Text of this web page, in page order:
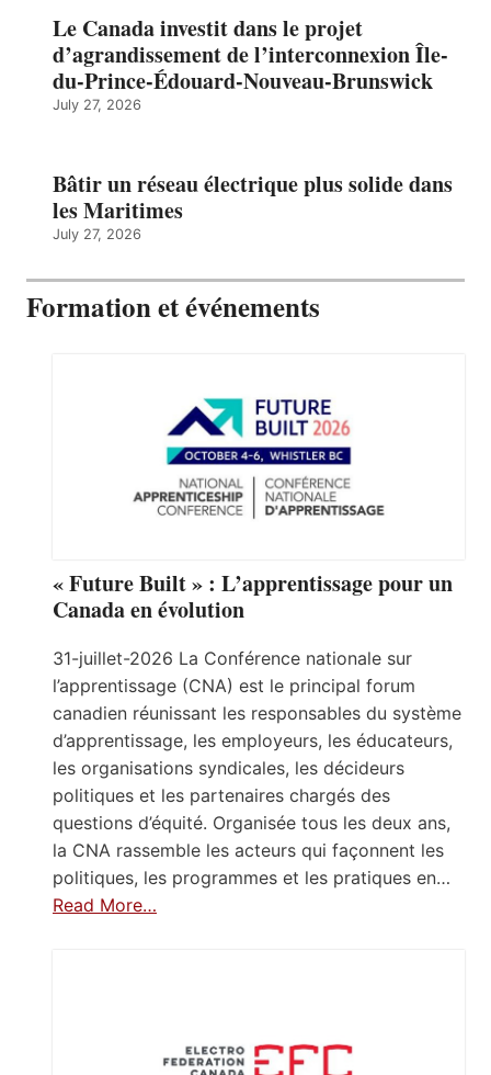
Le Canada investit dans le projet
d’agrandissement de l’interconnexion Île-
du-Prince-Édouard-Nouveau-Brunswick
July 27, 2026
Bâtir un réseau électrique plus solide dans
les Maritimes
July 27, 2026
Formation et événements
« Future Built » : L’apprentissage pour un
Canada en évolution
31-juillet-2026 La Conférence nationale sur
l’apprentissage (CNA) est le principal forum
canadien réunissant les responsables du système
d’apprentissage, les employeurs, les éducateurs,
les organisations syndicales, les décideurs
politiques et les partenaires chargés des
questions d’équité. Organisée tous les deux ans,
la CNA rassemble les acteurs qui façonnent les
politiques, les programmes et les pratiques en…
Read More…